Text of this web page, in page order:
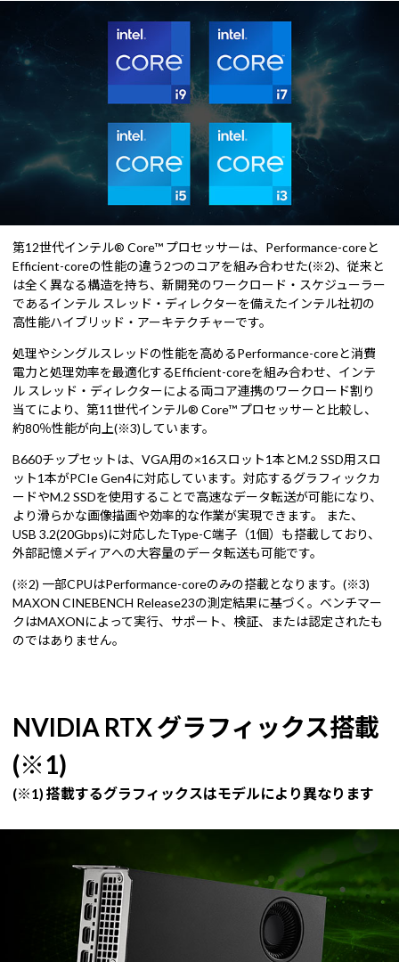
第12世代インテル® Core™ プロセッサーは、Performance-coreと
Efficient-coreの性能の違う2つのコアを組み合わせた(※2)、従来と
は全く異なる構造を持ち、新開発のワークロード・スケジューラー
であるインテル スレッド・ディレクターを備えたインテル社初の
高性能ハイブリッド・アーキテクチャーです。
処理やシングルスレッドの性能を高めるPerformance-coreと消費
電力と処理効率を最適化するEfficient-coreを組み合わせ、インテ
ル スレッド・ディレクターによる両コア連携のワークロード割り
当てにより、第11世代インテル® Core™ プロセッサーと比較し、
約80％性能が向上(※3)しています。
B660チップセットは、VGA用の×16スロット1本とM.2 SSD用スロ
ット1本がPCIe Gen4に対応しています。対応するグラフィックカ
ードやM.2 SSDを使用することで高速なデータ転送が可能になり、
より滑らかな画像描画や効率的な作業が実現できます。 また、
USB 3.2(20Gbps)に対応したType-C端子（1個）も搭載しており、
外部記憶メディアへの大容量のデータ転送も可能です。
(※2) 一部CPUはPerformance-coreのみの搭載となります。(※3)
MAXON CINEBENCH Release23の測定結果に基づく。ベンチマー
クはMAXONによって実行、サポート、検証、または認定されたも
のではありません。
NVIDIA RTX グラフィックス搭載
(※1)
(※1) 搭載するグラフィックスはモデルにより異なります